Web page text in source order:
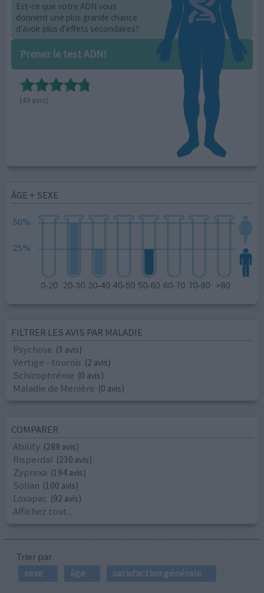
Est-ce que votre ADN vous
donnent une plus grande chance
d'avoir plus d'effets secondaires?
Prenez le test ADN!
(49 avis)
ÂGE + SEXE
FILTRER LES AVIS PAR MALADIE
Psychose (3 avis)
Vertige - tournis (2 avis)
Schizophrénie (0 avis)
Maladie de Menière (0 avis)
COMPARER
Abilify (289 avis)
Risperdal (230 avis)
Zyprexa (194 avis)
Solian (100 avis)
Loxapac (92 avis)
Affichez tout...
Trier par
sexe
âge satisfaction générale